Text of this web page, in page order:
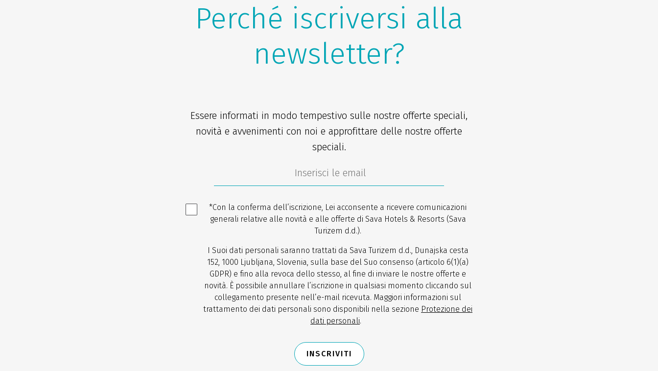
Perché iscriversi alla
newsletter?
Essere informati in modo tempestivo sulle nostre offerte speciali,
novità e avvenimenti con noi e approfittare delle nostre offerte
speciali.
*Con la conferma dell’iscrizione, Lei acconsente a ricevere comunicazioni
generali relative alle novità e alle offerte di Sava Hotels & Resorts (Sava
Turizem d.d.).
I Suoi dati personali saranno trattati da Sava Turizem d.d., Dunajska cesta
152, 1000 Ljubljana, Slovenia, sulla base del Suo consenso (articolo 6(1)(a)
GDPR) e fino alla revoca dello stesso, al fine di inviare le nostre offerte e
novità. È possibile annullare l’iscrizione in qualsiasi momento cliccando sul
collegamento presente nell’e-mail ricevuta. Maggiori informazioni sul
trattamento dei dati personali sono disponibili nella sezione Protezione dei
dati personali.
INSCRIVITI